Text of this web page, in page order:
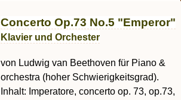
Concerto Op.73 No.5 "Emperor"
Klavier und Orchester
von Ludwig van Beethoven für Piano &
orchestra (hoher Schwierigkeitsgrad).
Inhalt: Imperatore, concerto op. 73, op.73,